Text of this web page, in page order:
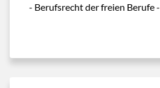
- Berufsrecht der freien Berufe -